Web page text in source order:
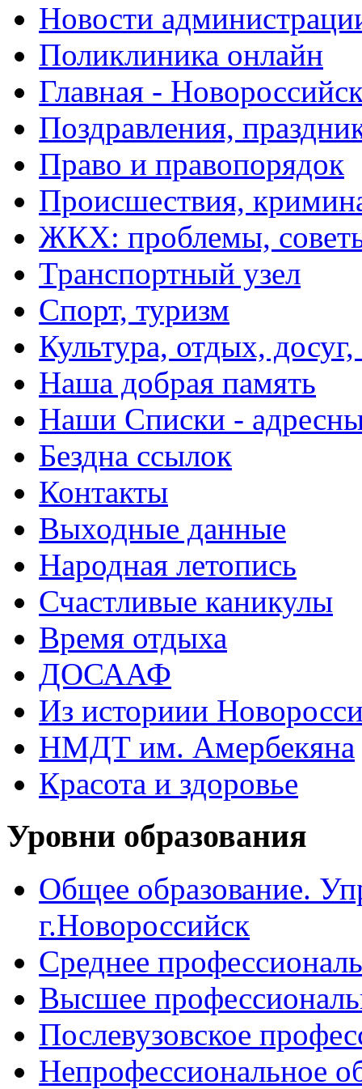
Новости
Поликлиника онлайн
Главная -
Поздравления,
Право и правопорядок
Происшествия,
ЖКХ: проблемы,
Транспортный узел
Спорт, туризм
Культура, отдых,
Наша добрая память
Наши Списки -
Бездна ссылок
Контакты
Выходные данные
Народная летопись
Счастливые каникулы
Время отдыха
ДОСААФ
Из историии
НМДТ им. Амербекяна
Красота и здоровье
Уровни образования
Общее образование.
г.Новороссийск
Среднее
Высшее
Послевузовское
Непрофессиональное